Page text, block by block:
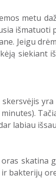
metu
išmatuoti
Jeigu
siekiant
yra
labiau
skatina
bakterijų